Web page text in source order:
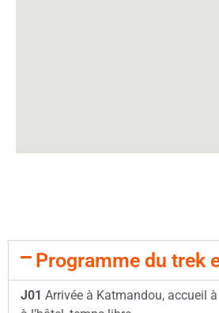
Programme du trek
J01 Arrivée à Katmandou, accueil